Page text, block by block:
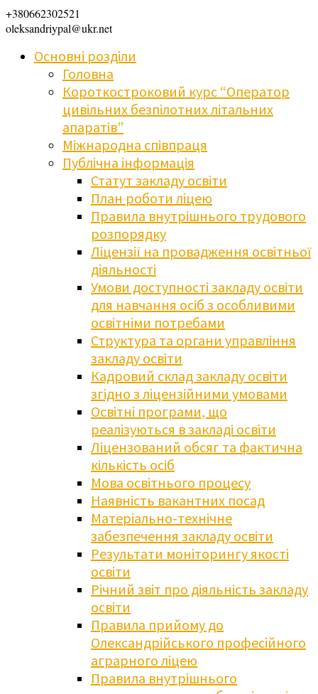
+380662302521
oleksandriypal@ukr.net
Основні розділи
Головна
Короткостроковий курс “Оператор
цивільних безпілотних літальних
апаратів”
Міжнародна співпраця
Публічна інформація
Статут закладу освіти
План роботи ліцею
Правила внутрішнього трудового
розпорядку
Ліцензії на провадження освітньої
діяльності
Умови доступності закладу освіти
для навчання осіб з особливими
освітніми потребами
Структура та органи управління
закладу освіти
Кадровий склад закладу освіти
згідно з ліцензійними умовами
Освітні програми, що
реалізуються в закладі освіти
Ліцензований обсяг та фактична
кількість осіб
Мова освітнього процесу
Наявність вакантних посад
Матеріально-технічне
забезпечення закладу освіти
Результати моніторингу якості
освіти
Річний звіт про діяльність закладу
освіти
Правила прийому до
Олександрійського професійного
аграрного ліцею
Правила внутрішнього